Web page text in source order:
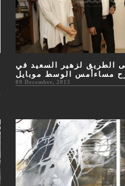
الطريق لزهير السعيد في
مساءأمس الوسط موبايل
09 December, 2015